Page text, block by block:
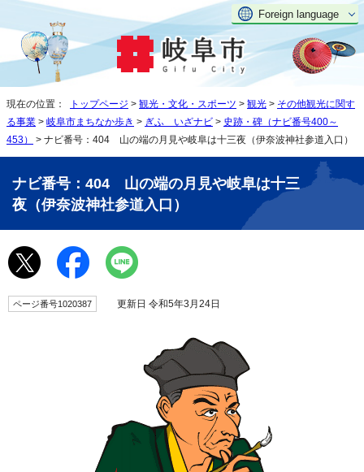
Foreign language
現在の位置： トップページ > 観光・文化・スポーツ > 観光 > その他観光に関す
る事業 > 岐阜市まちなか歩き > ぎふ いざナビ > 史跡・碑（ナビ番号400～
453）
> ナビ番号：404 山の端の月見や岐阜は十三夜（伊奈波神社参道入口）
ナビ番号：404 山の端の月見や岐阜は十三
夜（伊奈波神社参道入口）
ページ番号1020387 更新日 令和5年3月24日